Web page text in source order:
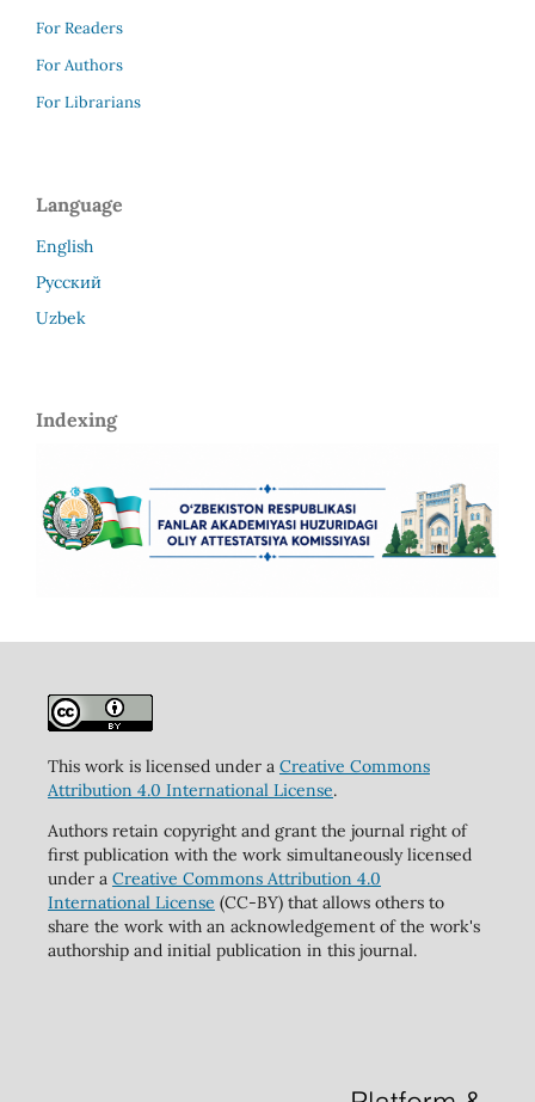
For Readers
For Authors
For Librarians
Language
English
Русский
Uzbek
Indexing
This work is licensed under a Creative Commons
Attribution 4.0 International License.
Authors retain copyright and grant the journal right of
first publication with the work simultaneously licensed
under a Creative Commons Attribution 4.0
International License (CC-BY) that allows others to
share the work with an acknowledgement of the work's
authorship and initial publication in this journal.